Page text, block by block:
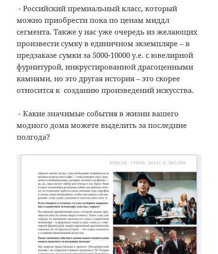
⁃ Российский премиальный класс, который
можно приобрести пока по ценам миддл
сегмента. Также у нас уже очередь из желающих
произвести сумку в единичном экземпляре – в
предзаказе сумки за 5000-10000 у.е. с ювелирной
фурнитурой, инкрустированной драгоценными
камнями, но это другая история – это скорее
относится к созданию произведений искусства.
⁃ Какие значимые события в жизни вашего
модного дома можете выделить за последние
полгода?